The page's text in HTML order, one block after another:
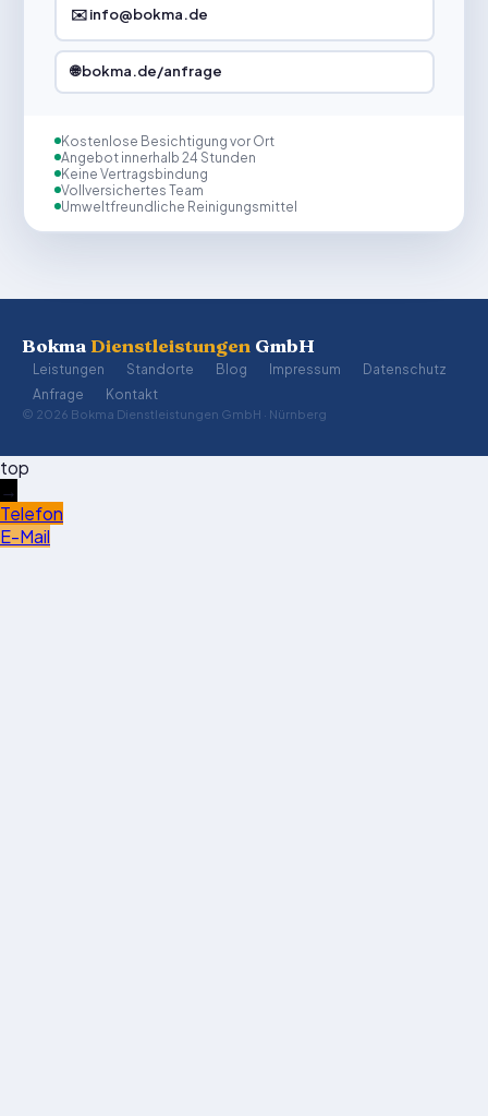
✉️ info@bokma.de
🌐 bokma.de/anfrage
Kostenlose Besichtigung vor Ort
Angebot innerhalb 24 Stunden
Keine Vertragsbindung
Vollversichertes Team
Umweltfreundliche Reinigungsmittel
Bokma Dienstleistungen GmbH
Leistungen Standorte Blog Impressum
Datenschutz
Anfrage
Kontakt
© 2026 Bokma Dienstleistungen GmbH · Nürnberg
top
→
Telefon
E-Mail